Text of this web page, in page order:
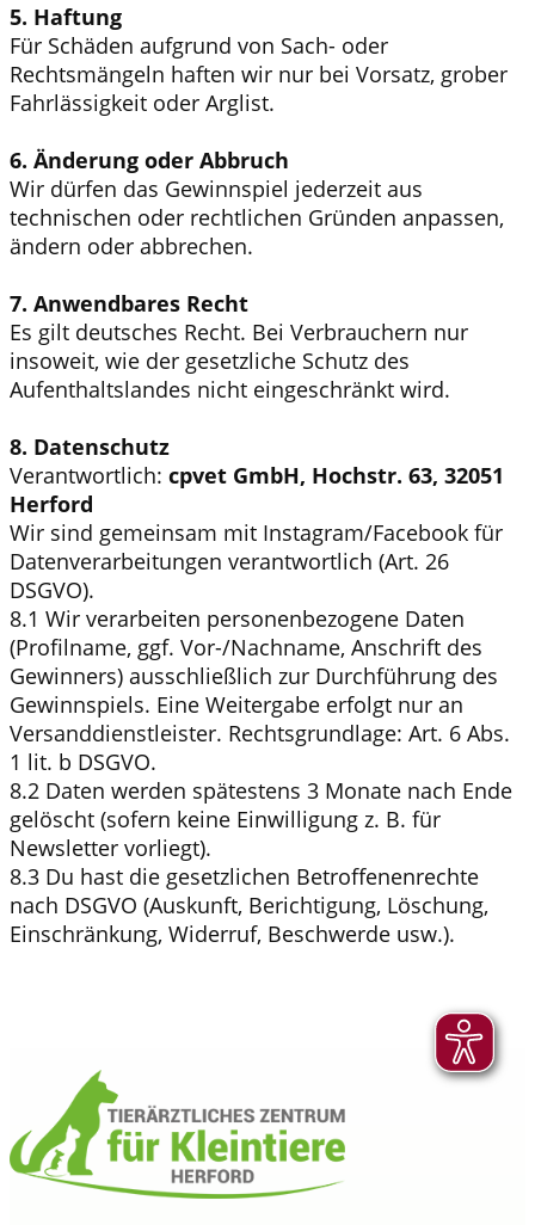
5. Haftung
Für Schäden aufgrund von Sach- oder
Rechtsmängeln haften wir nur bei Vorsatz, grober
Fahrlässigkeit oder Arglist.
6. Änderung oder Abbruch
Wir dürfen das Gewinnspiel jederzeit aus
technischen oder rechtlichen Gründen anpassen,
ändern oder abbrechen.
7. Anwendbares Recht
Es gilt deutsches Recht. Bei Verbrauchern nur
insoweit, wie der gesetzliche Schutz des
Aufenthaltslandes nicht eingeschränkt wird.
8. Datenschutz
Verantwortlich: cpvet GmbH, Hochstr. 63, 32051
Herford
Wir sind gemeinsam mit Instagram/Facebook für
Datenverarbeitungen verantwortlich (Art. 26
DSGVO).
8.1 Wir verarbeiten personenbezogene Daten
(Profilname, ggf. Vor-/Nachname, Anschrift des
Gewinners) ausschließlich zur Durchführung des
Gewinnspiels. Eine Weitergabe erfolgt nur an
Versanddienstleister. Rechtsgrundlage: Art. 6 Abs.
1 lit. b DSGVO.
8.2 Daten werden spätestens 3 Monate nach Ende
gelöscht (sofern keine Einwilligung z. B. für
Newsletter vorliegt).
8.3 Du hast die gesetzlichen Betroffenenrechte
nach DSGVO (Auskunft, Berichtigung, Löschung,
Einschränkung, Widerruf, Beschwerde usw.).